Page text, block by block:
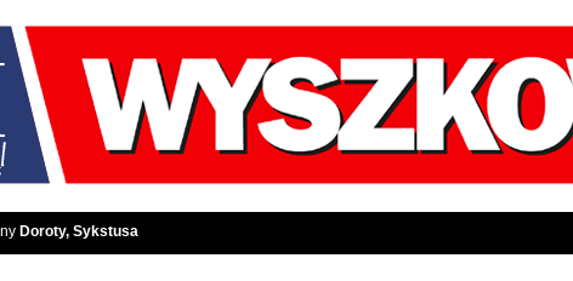
Doroty, Sykstusa